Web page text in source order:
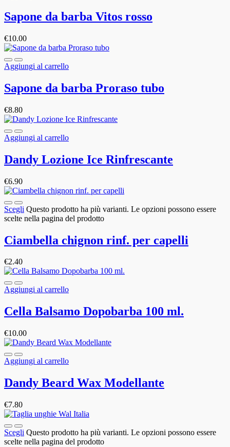
Sapone da barba Vitos rosso
€10.00
Aggiungi al carrello
Sapone da barba Proraso tubo
€8.80
Aggiungi al carrello
Dandy Lozione Ice Rinfrescante
€6.90
Scegli Questo prodotto ha più varianti. Le opzioni possono essere
scelte nella pagina del prodotto
Ciambella chignon rinf. per capelli
€2.40
Aggiungi al carrello
Cella Balsamo Dopobarba 100 ml.
€10.00
Aggiungi al carrello
Dandy Beard Wax Modellante
€7.80
Scegli Questo prodotto ha più varianti. Le opzioni possono essere
scelte nella pagina del prodotto